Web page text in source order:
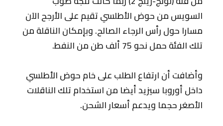
السويس من حوض الأطلسي تقيم على الأرجح الآن
مسارا حول رأس الرجاء الصالح. وبإمكان الناقلة من
تلك الفئة حمل نحو 75 ألف طن من النفط.
وأضافت أن ارتفاع الطلب على خام حوض الأطلسي
داخل أوروبا سيزيد أيضا من استخدام تلك الناقلات
الأصغر حجما ويدعم أسعار الشحن.